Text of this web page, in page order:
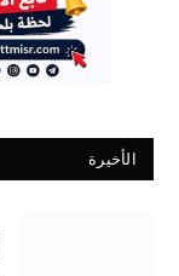
الأخيرة